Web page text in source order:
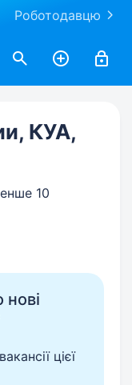
Роботодавцю
КУА,
10
нові
цієї